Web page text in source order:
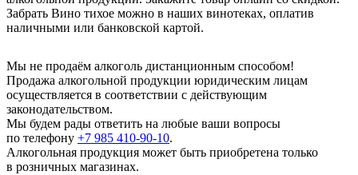
Забрать Вино тихое можно в наших винотеках, оплатив
наличными или банковской картой.
Мы не продаём алкоголь дистанционным способом!
Продажа алкогольной продукции юридическим лицам
осуществляется в соответствии с действующим
законодательством.
Мы будем рады ответить на любые ваши вопросы
по телефону +7 985 410-90-10.
Алкогольная продукция может быть приобретена только
в розничных магазинах.